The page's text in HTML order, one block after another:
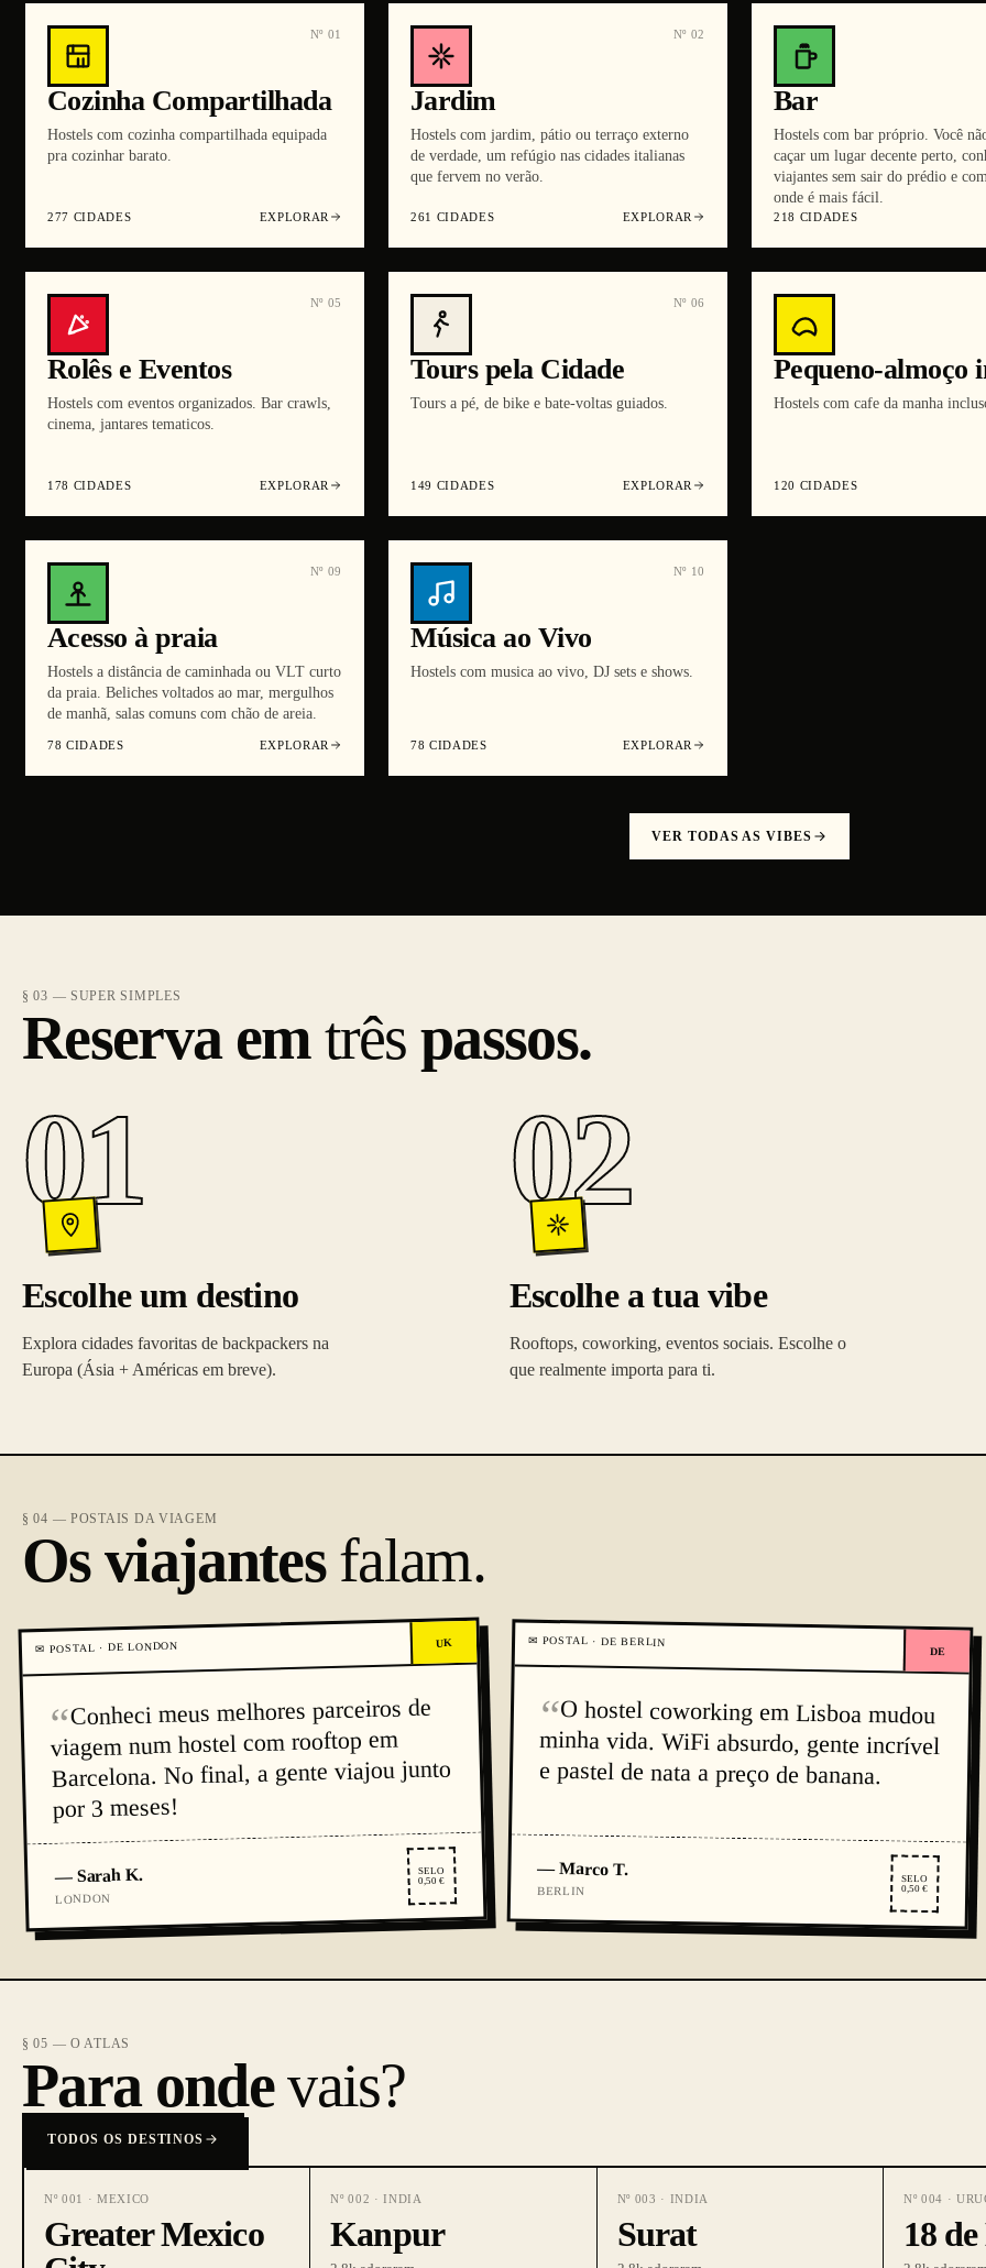
Nº 01
Cozinha Compartilhada
Hostels com cozinha compartilhada equipada
pra cozinhar barato.
277 CIDADES EXPLORAR
Nº 02
Jardim
Hostels com jardim, pátio ou terraço externo
de verdade, um refúgio nas cidades italianas
que fervem no verão.
261 CIDADES EXPLORAR
Bar
Hostels com bar próprio. Você
caçar um lugar decente perto,
viajantes sem sair do prédio e
onde é mais fácil.
218 CIDADES
Nº 05
Rolês e Eventos
Hostels com eventos organizados. Bar crawls,
cinema, jantares tematicos.
178 CIDADES EXPLORAR
Nº 06
Tours pela Cidade
Tours a pé, de bike e bate-voltas guiados.
149 CIDADES EXPLORAR
Pequeno-almoço
Hostels com cafe da manha
120 CIDADES
Nº 09
Acesso à praia
Hostels a distância de caminhada ou VLT curto
da praia. Beliches voltados ao mar, mergulhos
de manhã, salas comuns com chão de areia.
78 CIDADES EXPLORAR
Nº 10
Música ao Vivo
Hostels com musica ao vivo, DJ sets e shows.
78 CIDADES EXPLORAR
VER TODAS AS VIBES
§ 03 — SUPER SIMPLES
Reserva em três passos.
01
Escolhe um destino
Explora cidades favoritas de backpackers na
Europa (Ásia + Américas em breve).
02
Escolhe a tua vibe
Rooftops, coworking, eventos sociais. Escolhe o
que realmente importa para ti.
§ 04 — POSTAIS DA VIAGEM
Os viajantes falam.
✉ POSTAL · DE LONDON UK
“Conheci meus melhores parceiros de
viagem num hostel com rooftop em
Barcelona. No final, a gente viajou junto
por 3 meses!
— Sarah K.
LONDON
SELO
0,50 €
✉ POSTAL · DE BERLIN
DE
“O hostel coworking em Lisboa mudou
minha vida. WiFi absurdo, gente incrível
e pastel de nata a preço de banana.
—Marco T.
BERLIN
SELO
0,50 €
§ 05 — O ATLAS
Para ondevais?
TODOS OS DESTINOS
Nº 001 · MEXICO
Greater Mexico
Nº002 ·INDIA
Kanpur
Nº 003 · INDIA
Surat
Nº004 ·
18